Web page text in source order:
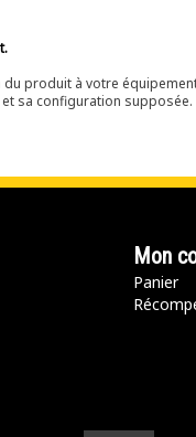
produit à votre
sa configuration
Mon
Panier